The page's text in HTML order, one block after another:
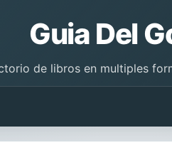
Guia Del
de libros en multiples